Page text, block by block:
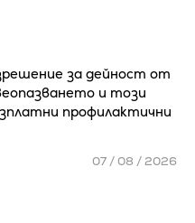
за дейност от
и този
профилактични
07 / 08 / 2026